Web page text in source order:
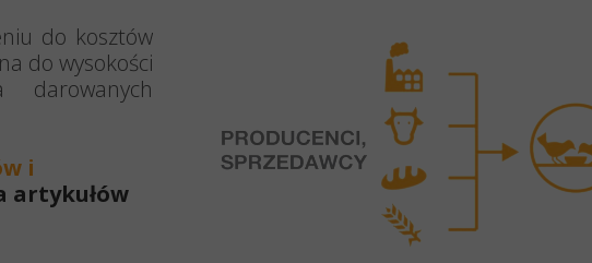
do kosztów
do wysokości
darowanych
i
artykułów